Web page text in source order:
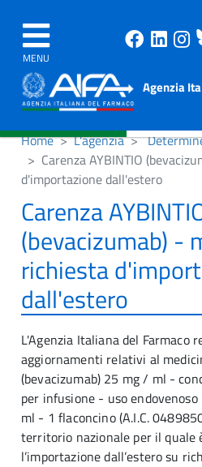
MENU
Agenzia
Home L'agenzia
Carenza AYBINTIO
d'importazione dall'estero
Carenza
(bevacizumab) -
richiesta
dall'estero
L'Agenzia Italiana del Farmaco
aggiornamenti relativi al
(bevacizumab) 25 mg / ml -
per infusione - uso
ml - 1 flaconcino (A.I.C.
territorio nazionale per il quale
l’importazione dall’estero su